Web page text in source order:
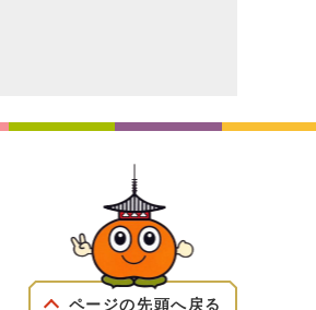
ページの先頭へ戻る